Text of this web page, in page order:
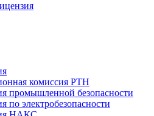
комиссия РТН
промышленной безопасности
по электробезопасности